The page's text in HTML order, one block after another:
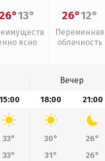
13°
ясно
26°12°
Переменная
облачность
Вечер
18:00 21:00
33° 30°
26°
33° 31° 26°